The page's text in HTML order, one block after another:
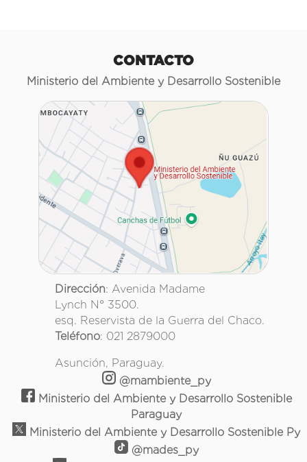
CONTACTO
Ministerio del Ambiente y Desarrollo Sostenible
Dirección: Avenida Madame
Lynch N° 3500.
esq. Reservista de la Guerra del Chaco.
Teléfono: 021 2879000
Asunción, Paraguay.
@mambiente_py
Ministerio del Ambiente y Desarrollo Sostenible
Paraguay
Ministerio del Ambiente y Desarrollo Sostenible Py
@mades_py